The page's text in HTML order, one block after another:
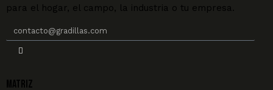
para el hogar, el campo, la industria o tu empresa.
MATRIZ